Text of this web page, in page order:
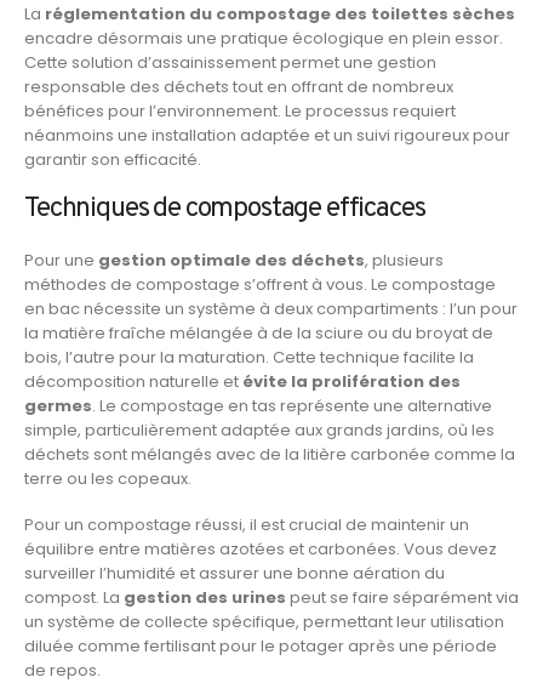
La réglementation du compostage des toilettes sèches
encadre désormais une pratique écologique en plein essor.
Cette solution d’assainissement permet une gestion
responsable des déchets tout en offrant de nombreux
bénéfices pour l’environnement. Le processus requiert
néanmoins une installation adaptée et un suivi rigoureux pour
garantir son efficacité.
Techniques de compostage efficaces
Pour une gestion optimale des déchets, plusieurs
méthodes de compostage s’offrent à vous. Le compostage
en bac nécessite un système à deux compartiments : l’un pour
la matière fraîche mélangée à de la sciure ou du broyat de
bois, l’autre pour la maturation. Cette technique facilite la
décomposition naturelle et évite la prolifération des
germes. Le compostage en tas représente une alternative
simple, particulièrement adaptée aux grands jardins, où les
déchets sont mélangés avec de la litière carbonée comme la
terre ou les copeaux.
Pour un compostage réussi, il est crucial de maintenir un
équilibre entre matières azotées et carbonées. Vous devez
surveiller l’humidité et assurer une bonne aération du
compost. La gestion des urines peut se faire séparément via
un système de collecte spécifique, permettant leur utilisation
diluée comme fertilisant pour le potager après une période
de repos.